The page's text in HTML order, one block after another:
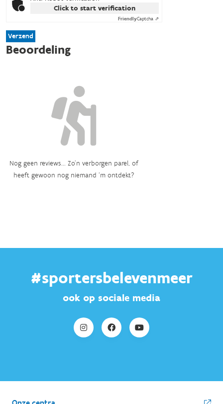
Click to start verification
FriendlyCaptcha ⇗
Verzend
Beoordeling
Nog geen reviews... Zo’n verborgen parel, of
heeft gewoon nog niemand ‘m ontdekt?
#sportersbelevenmeer
ook op sociale media